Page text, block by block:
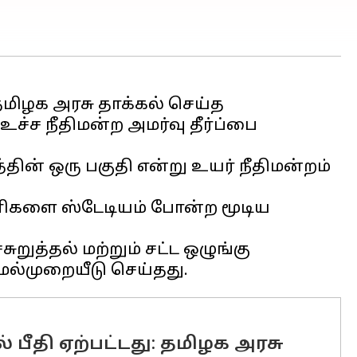
அரசு தாக்கல் செய்த
நீதிமன்ற அமர்வு தீர்ப்பை
ஒரு பகுதி என்று உயர் நீதிமன்றம்
ஸ்டேடியம் போன்ற மூடிய
மற்றும் சட்ட ஒழுங்கு
ஏற்பட்டது: தமிழக அரசு